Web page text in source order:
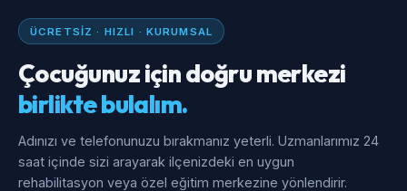
ÜCRETSIZ · HIZLI · KURUMSAL
Çocuğunuz için doğru merkezi
birlikte bulalım.
Adınızı ve telefonunuzu bırakmanız yeterli. Uzmanlarımız 24
saat içinde sizi arayarak ilçenizdeki en uygun
rehabilitasyon veya özel eğitim merkezine yönlendirir.